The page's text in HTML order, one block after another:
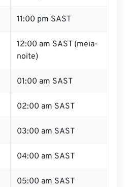
11:00 pm SAST
12:00 am SAST (meia-
noite)
01:00 am SAST
02:00 am SAST
03:00 am SAST
04:00 am SAST
05:00 am SAST